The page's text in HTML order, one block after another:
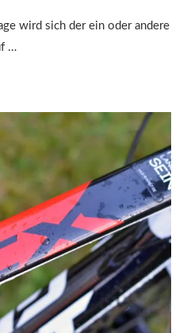
wird sich der ein oder andere
…